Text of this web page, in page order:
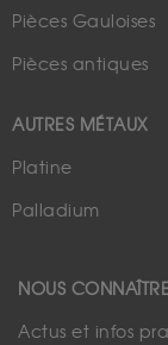
Pièces Gauloises
Pièces antiques
AUTRES MÉTAUX
Platine
Palladium
NOUS CONNAÎTRE
Actus et infos